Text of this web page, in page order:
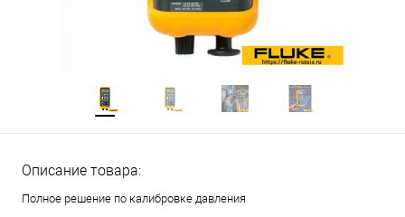
Описание товара:
Полное решение по калибровке давления